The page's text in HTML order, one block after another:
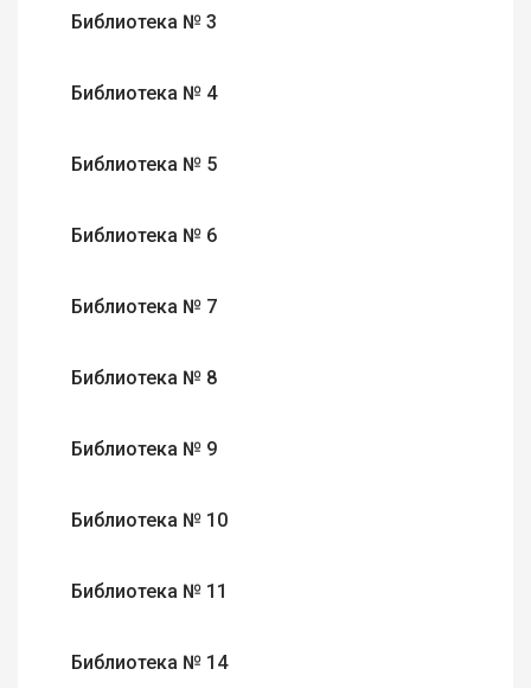
Библиотека № 3
Библиотека № 4
Библиотека № 5
Библиотека № 6
Библиотека № 7
Библиотека № 8
Библиотека № 9
Библиотека № 10
Библиотека № 11
Библиотека № 14